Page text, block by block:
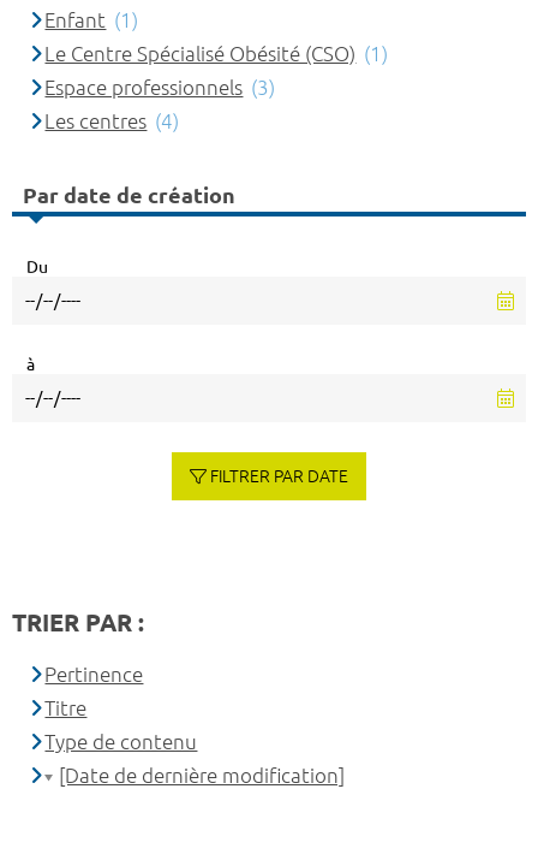
Enfant (1)
Le Centre Spécialisé Obésité (CSO) (1)
Espace professionnels (3)
Les centres (4)
Par date de création
Du
à
FILTRER PAR DATE
TRIER PAR :
Pertinence
Titre
Type de contenu
[Date de dernière modification]